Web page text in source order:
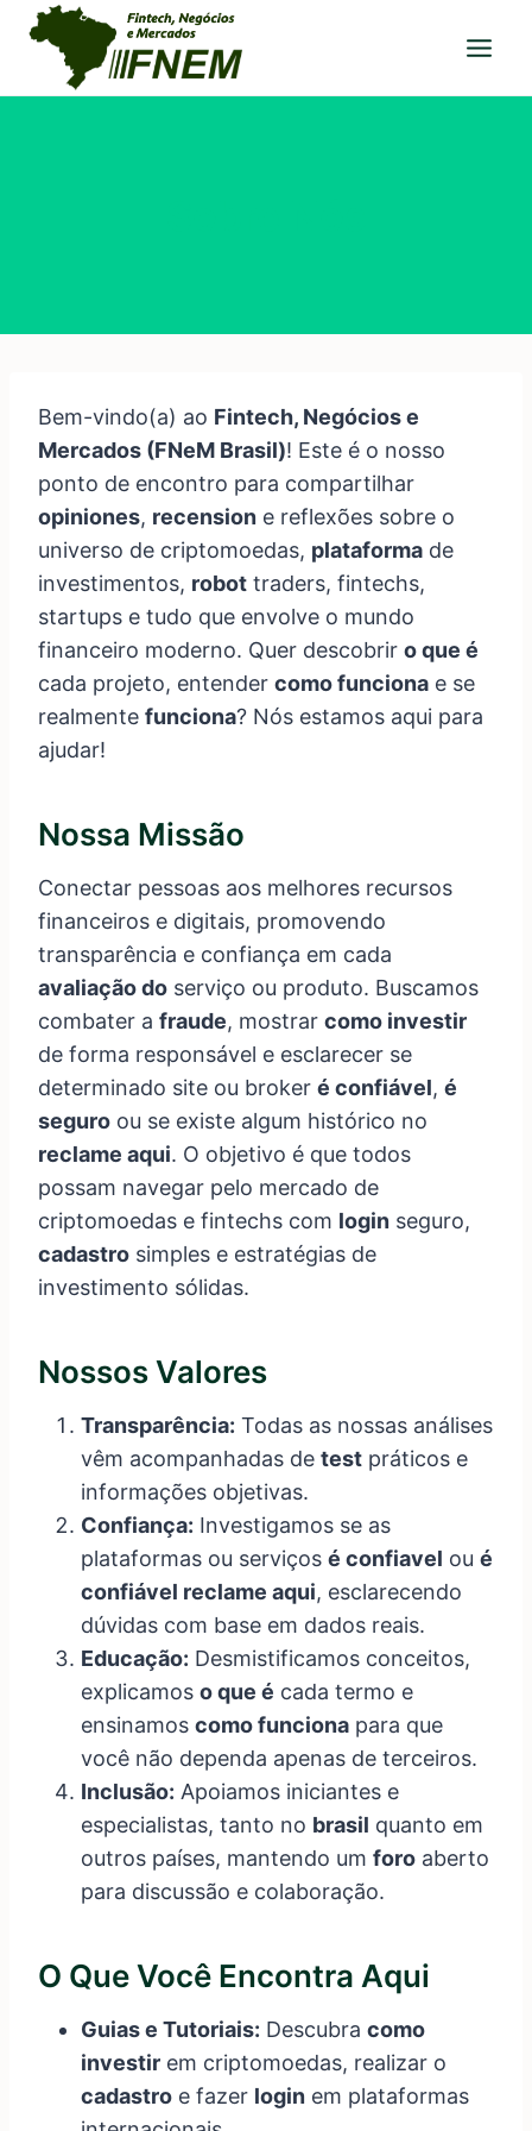
Pular
para
Bem-vindo(a) ao Fintech, Negócios e
Mercados (FNeM Brasil)! Este é o nosso
ponto de encontro para compartilhar
opiniones, recension e reflexões sobre o
universo de criptomoedas, plataforma de
investimentos, robot traders, fintechs,
startups e tudo que envolve o mundo
financeiro moderno. Quer descobrir o que é
cada projeto, entender como funciona e se
realmente funciona? Nós estamos aqui para
ajudar!
Nossa Missão
Conectar pessoas aos melhores recursos
financeiros e digitais, promovendo
transparência e confiança em cada
avaliação do serviço ou produto. Buscamos
combater a fraude, mostrar como investir
de forma responsável e esclarecer se
determinado site ou broker é confiável, é
seguro ou se existe algum histórico no
reclame aqui. O objetivo é que todos
possam navegar pelo mercado de
criptomoedas e fintechs com login seguro,
cadastro simples e estratégias de
investimento sólidas.
Nossos Valores
Transparência: Todas as nossas análises
vêm acompanhadas de test práticos e
informações objetivas.
Confiança: Investigamos se as
plataformas ou serviços é confiavel ou é
confiável reclame aqui, esclarecendo
dúvidas com base em dados reais.
Educação: Desmistificamos conceitos,
explicamos o que é cada termo e
ensinamos como funciona para que
você não dependa apenas de terceiros.
Inclusão: Apoiamos iniciantes e
especialistas, tanto no brasil quanto em
outros países, mantendo um foro aberto
para discussão e colaboração.
O Que Você Encontra Aqui
Guias e Tutoriais: Descubra como
investir em criptomoedas, realizar o
cadastro e fazer login em plataformas